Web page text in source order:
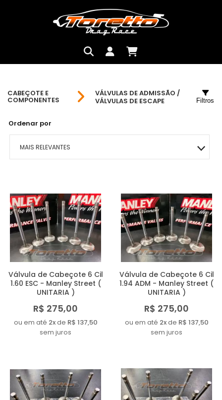
CABEÇOTE E
COMPONENTES
VÁLVULAS DE ADMISSÃO /
VÁLVULAS DE ESCAPE
Ordenar por
MAIS RELEVANTES
MENOR PREÇO
MAIOR PREÇO
A - Z
Filtros
Válvula de Cabeçote 6 Cil
1.60 ESC - Manley Street (
UNITARIA )
R$ 275,00
ou em até 2xde R$ 137,50
sem juros
Válvula de Cabeçote 6 Cil
1.94 ADM - Manley Street (
UNITARIA )
R$ 275,00
ou em até 2xde R$ 137,50
sem juros